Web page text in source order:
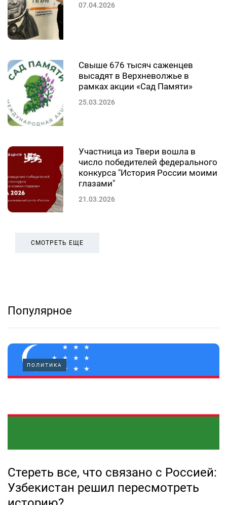
07.04.2026
Свыше 676 тысяч саженцев
высадят в Верхневолжье в
рамках акции «Сад Памяти»
25.03.2026
Участница из Твери вошла в
число победителей федерального
конкурса "История России моими
глазами"
21.03.2026
СМОТРЕТЬ ЕЩЕ
Популярное
ПОЛИТИКА
Стереть все, что связано с Россией:
Узбекистан решил пересмотреть